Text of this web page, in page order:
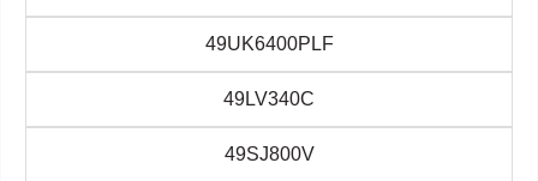
49UK6400PLF
49LV340C
49SJ800V